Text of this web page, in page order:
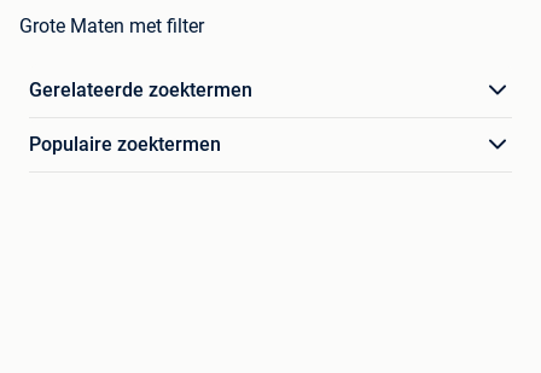
Grote Maten met filter
Gerelateerde zoektermen
Populaire zoektermen